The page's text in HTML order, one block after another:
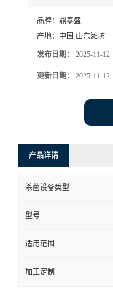
品牌： 鼎泰盛
产地： 中国 山东潍坊
发布日期： 2025-11-12
更新日期： 2025-11-12
产品详请
杀菌设备类型
型号
适用范围
加工定制